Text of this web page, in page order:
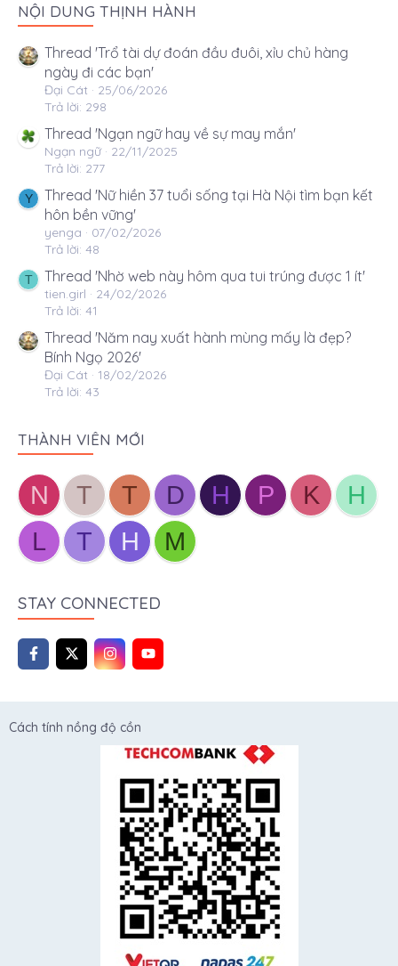
NỘI DUNG THỊNH HÀNH
Thread 'Trổ tài dự đoán đầu đuôi, xỉu chủ hàng
ngày đi các bạn'
Đại Cát
25/06/2026
Trả lời: 298
Thread 'Ngạn ngữ hay về sự may mắn'
Ngạn ngữ
22/11/2025
Trả lời: 277
Y
Thread 'Nữ hiền 37 tuổi sống tại Hà Nội tìm bạn kết
hôn bền vững'
yenga
07/02/2026
Trả lời: 48
T Thread 'Nhờ web này hôm qua tui trúng được 1 ít'
tien.girl
24/02/2026
Trả lời: 41
Thread 'Năm nay xuất hành mùng mấy là đẹp?
Bính Ngọ 2026'
Đại Cát
18/02/2026
Trả lời: 43
THÀNH VIÊN MỚI
N T T D H P K
H
L
T H M
STAY CONNECTED
Cách tính nồng độ cồn